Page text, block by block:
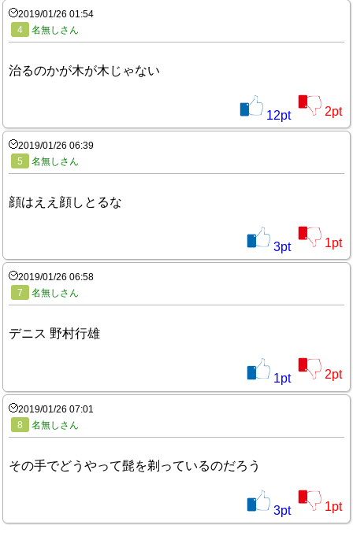
2019/01/26 01:54
4
名無しさん
治るのかが木が木じゃない
12pt 2pt
2019/01/26 06:39
5
名無しさん
顔はええ顔しとるな
3pt 1pt
2019/01/26 06:58
7
名無しさん
デニス 野村行雄
1pt 2pt
2019/01/26 07:01
8
名無しさん
その手でどうやって髭を剃っているのだろう
3pt 1pt